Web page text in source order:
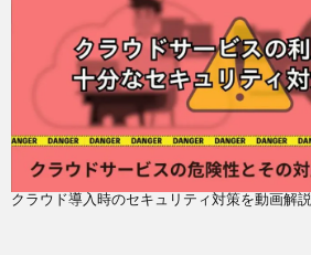
クラウド導入時のセキュリティ対策を動画解説